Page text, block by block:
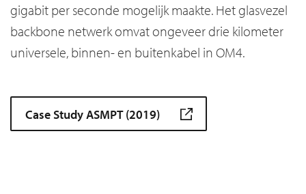
gigabit per seconde mogelijk maakte. Het glasvezel
backbone netwerk omvat ongeveer drie kilometer
universele, binnen- en buitenkabel in OM4.
Case Study ASMPT (2019)